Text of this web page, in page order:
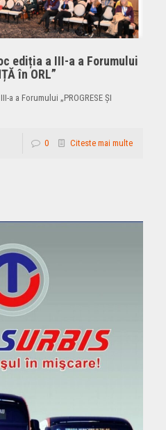
ediția a III-a a Forumului
în ORL”
a a Forumului „PROGRESE ȘI
0 Citeste mai multe